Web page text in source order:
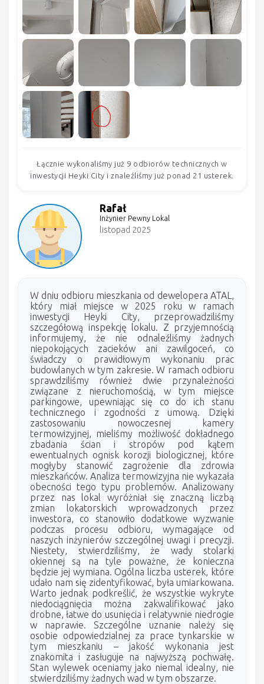
Łącznie wykonaliśmy już 9 odbiorów technicznych w
inwestycji Heyki City i znaleźliśmy już ponad 21 usterek.
Rafał
Inżynier Pewny Lokal
listopad 2025
W dniu odbioru mieszkania od dewelopera ATAL,
który miał miejsce w 2025 roku w ramach
inwestycji Heyki City, przeprowadziliśmy
szczegółową inspekcję lokalu. Z przyjemnością
informujemy, że nie odnaleźliśmy żadnych
niepokojących zacieków ani zawilgoceń, co
świadczy o prawidłowym wykonaniu prac
budowlanych w tym zakresie. W ramach odbioru
sprawdziliśmy również dwie przynależności
związane z nieruchomością, w tym miejsce
parkingowe, upewniając się co do ich stanu
technicznego i zgodności z umową. Dzięki
zastosowaniu nowoczesnej kamery
termowizyjnej, mieliśmy możliwość dokładnego
zbadania ścian i stropów pod kątem
ewentualnych ognisk korozji biologicznej, które
mogłyby stanowić zagrożenie dla zdrowia
mieszkańców. Analiza termowizyjna nie wykazała
obecności tego typu problemów. Analizowany
przez nas lokal wyróżniał się znaczną liczbą
zmian lokatorskich wprowadzonych przez
inwestora, co stanowiło dodatkowe wyzwanie
podczas procesu odbioru, wymagające od
naszych inżynierów szczególnej uwagi i precyzji.
Niestety, stwierdziliśmy, że wady stolarki
okiennej są na tyle poważne, że konieczna
będzie jej wymiana. Ogólna liczba usterek, które
udało nam się zidentyfikować, była umiarkowana.
Warto jednak podkreślić, że wszystkie wykryte
niedociągnięcia można zakwalifikować jako
drobne, łatwe do usunięcia i relatywnie niedrogie
w naprawie. Szczególne uznanie należy się
osobie odpowiedzialnej za prace tynkarskie w
tym mieszkaniu – jakość wykonania jest
znakomita i zasługuje na najwyższą pochwałę.
Stan wylewek oceniamy jako niemal idealny, nie
stwierdziliśmy żadnych wad w tym obszarze.